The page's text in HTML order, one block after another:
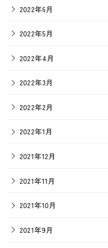
2022年6月
2022年5月
2022年4月
2022年3月
2022年2月
2022年1月
2021年12月
2021年11月
2021年10月
2021年9月